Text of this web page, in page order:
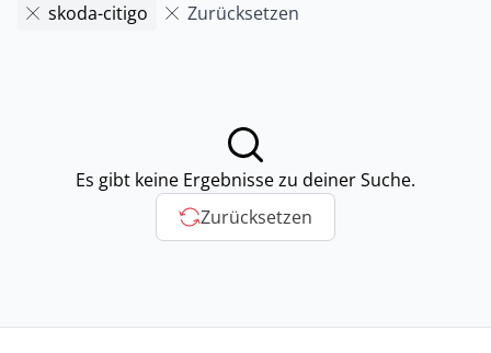
skoda-citigo Zurücksetzen
Es gibt keine Ergebnisse zu deiner Suche.
Zurücksetzen